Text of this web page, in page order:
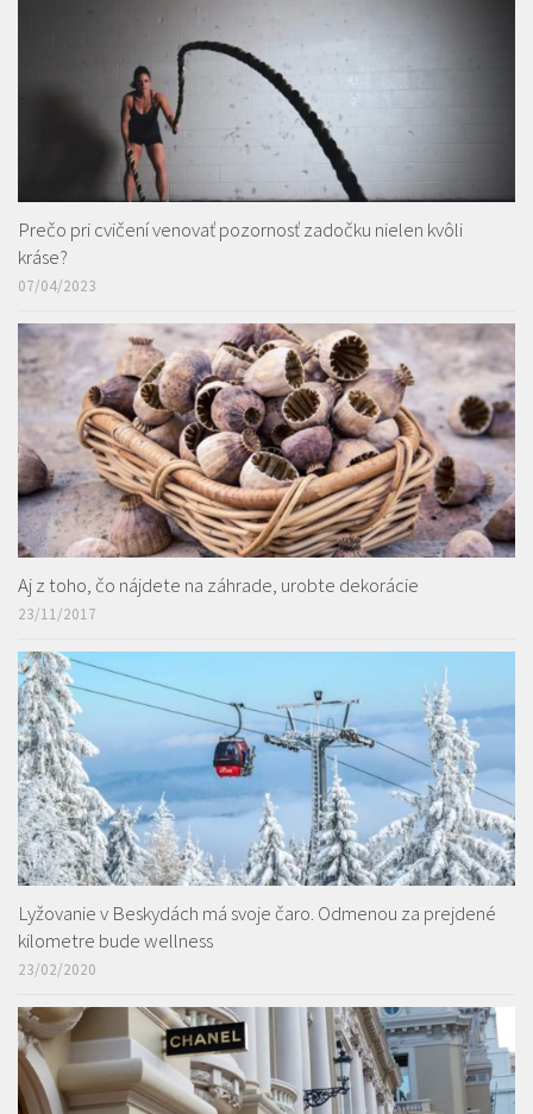
Prečo pri cvičení venovať pozornosť zadočku nielen kvôli
kráse?
07/04/2023
Aj z toho, čo nájdete na záhrade, urobte dekorácie
23/11/2017
Lyžovanie v Beskydách má svoje čaro. Odmenou za prejdené
kilometre bude wellness
23/02/2020